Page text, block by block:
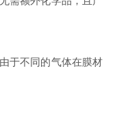
于不同的气体在膜材